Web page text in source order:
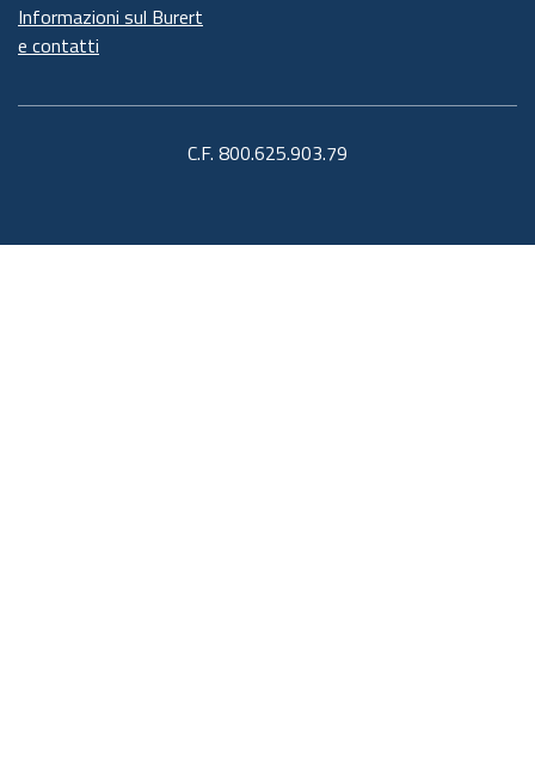
Informazioni sul Burert
e contatti
C.F. 800.625.903.79